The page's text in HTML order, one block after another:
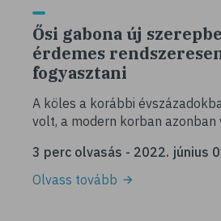
Ősi gabona új
érdemes
fogyasztani
A köles a korábbi
volt, a modern korban azonban
3 perc olvasás - 2022. június
Olvass tovább